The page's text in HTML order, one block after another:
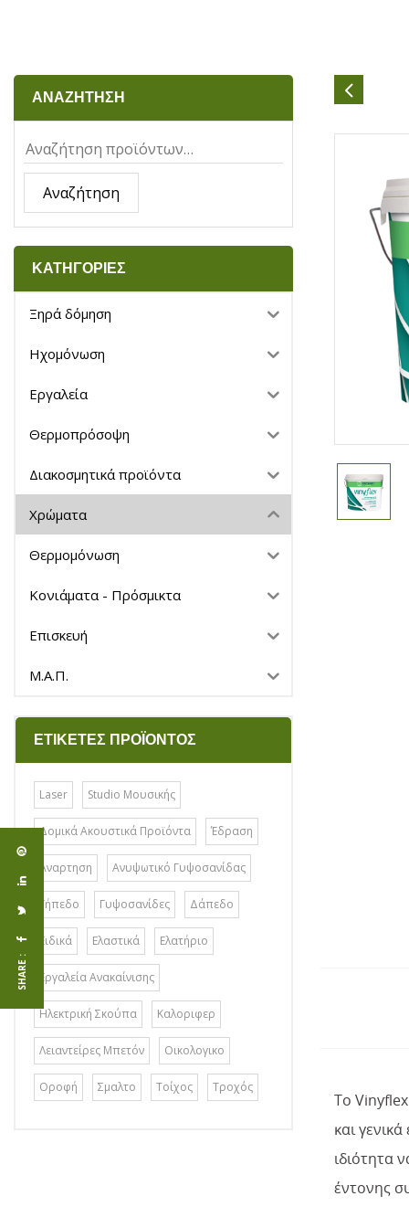
ΑΝΑΖΗΤΗΣΗ
Αναζήτηση
ΚΑΤΗΓΟΡΙΕΣ
Ξηρά δόμηση
Ηχομόνωση
Εργαλεία
Θερμοπρόσοψη
Διακοσμητικά προϊόντα
Χρώματα
Θερμομόνωση
Κονιάματα - Πρόσμικτα
Επισκευή
Μ.Α.Π.
ΕΤΙΚΈΤΕΣ ΠΡΟΪΌΝΤΟΣ
Laser Studio Μουσικής
Δομικά Ακουστικά Προϊόντα Έδραση
Αναρτηση Ανυψωτικό Γυψοσανίδας
Γήπεδο Γυψοσανίδες Δάπεδο
Ειδικά Ελαστικά Ελατήριο
Εργαλεία Ανακαίνισης
Ηλεκτρική Σκούπα Καλοριφερ
Λειαντείρες Μπετόν Οικολογικο
Οροφή Σμαλτο Τοίχος Τροχός
Το
και
ιδιότητα
έντονης
SHARE :